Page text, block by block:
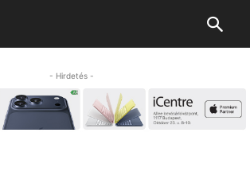
- Hirdetés -